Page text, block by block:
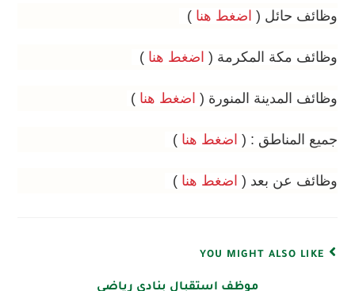
وظائف حائل ( اضغط هنا )
وظائف مكة المكرمة ( اضغط هنا )
وظائف المدينة المنورة ( اضغط هنا )
جميع المناطق : ( اضغط هنا )
وظائف عن بعد ( اضغط هنا )
YOU MIGHT ALSO LIKE
موظف استقبال بنادي رياضي